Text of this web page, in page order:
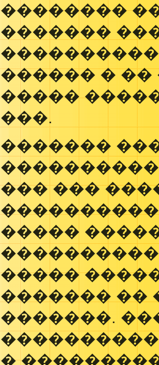
��������
�������
������ � ��
�����
���.
�������
��� ���
�����
�����
������� ��
�������.
�